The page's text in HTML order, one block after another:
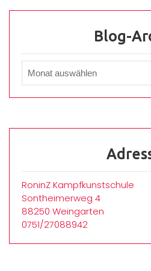
Blog-
RoninZ Kampfkunstschule
Sontheimerweg 4
88250 Weingarten
0751/27088942